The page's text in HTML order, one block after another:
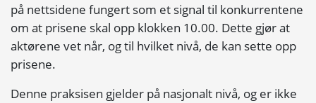
på nettsidene fungert som et signal til konkurrentene
om at prisene skal opp klokken 10.00. Dette gjør at
aktørene vet når, og til hvilket nivå, de kan sette opp
prisene.
Denne praksisen gjelder på nasjonalt nivå, og er ikke